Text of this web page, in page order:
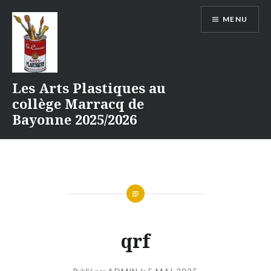
contenu
Les Arts Plastiques au
collège Marracq de
Bayonne 2025/2026
MENU
qrf